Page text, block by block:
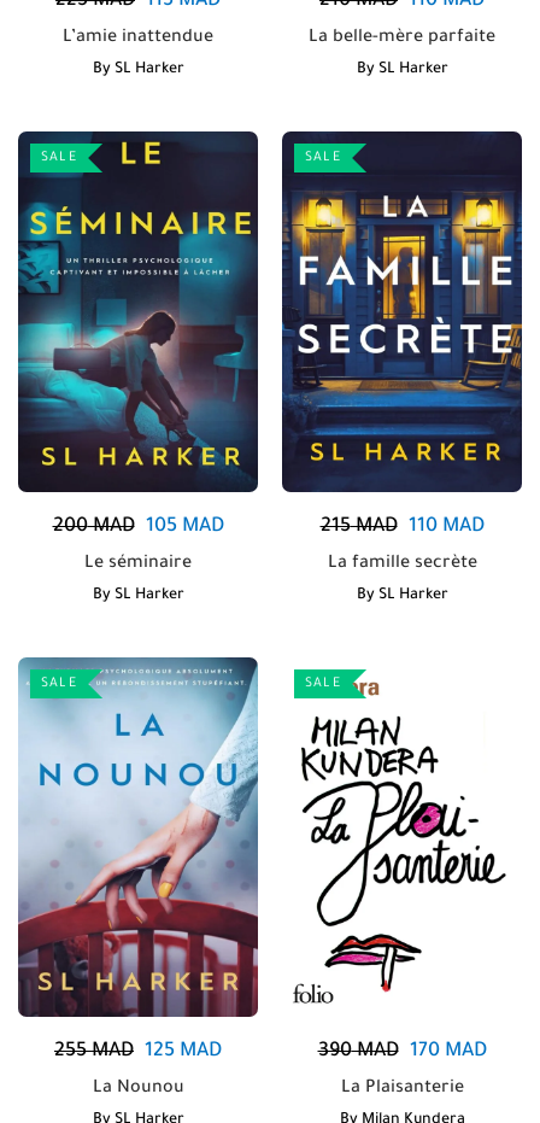
L’amie inattendue
By SL Harker
La belle-mère parfaite
By SL Harker
SALE
200MAD 105MAD
Le séminaire
By SL Harker
SALE
215MAD 110MAD
La famille secrète
By SL Harker
SALE
255MAD 125 MAD
La Nounou
SALE
390MAD 170MAD
La Plaisanterie